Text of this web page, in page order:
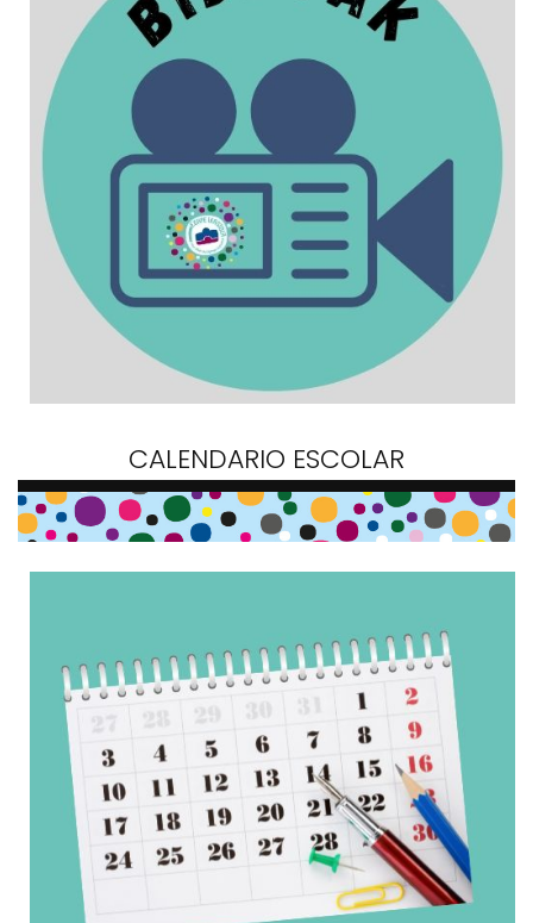
CALENDARIO ESCOLAR